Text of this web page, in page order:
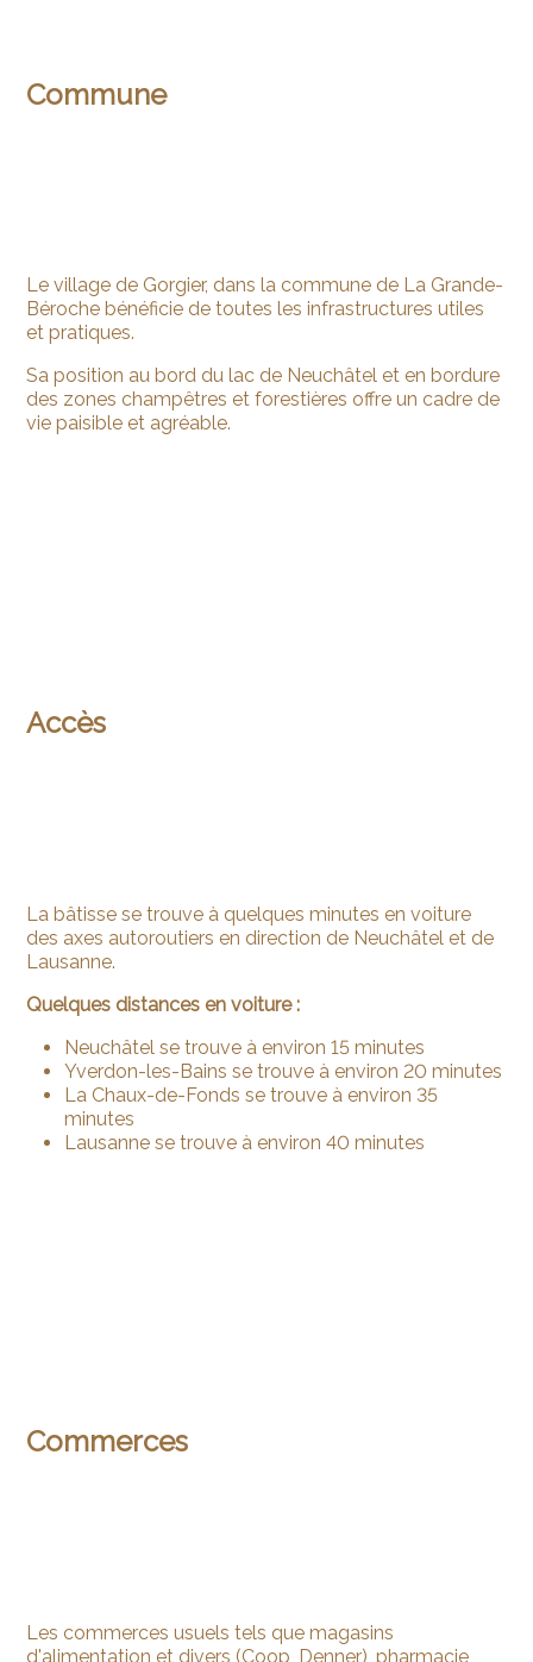
Commune
Le village de Gorgier, dans la commune de La Grande-
Béroche bénéficie de toutes les infrastructures utiles
et pratiques.
Sa position au bord du lac de Neuchâtel et en bordure
des zones champêtres et forestières offre un cadre de
vie paisible et agréable.
Accès
La bâtisse se trouve à quelques minutes en voiture
des axes autoroutiers en direction de Neuchâtel et de
Lausanne.
Quelques distances en voiture :
Neuchâtel se trouve à environ 15 minutes
Yverdon-les-Bains se trouve à environ 20 minutes
La Chaux-de-Fonds se trouve à environ 35
minutes
Lausanne se trouve à environ 40 minutes
Commerces
Les commerces usuels tels que magasins
d'alimentation et divers (Coop, Denner), pharmacie,